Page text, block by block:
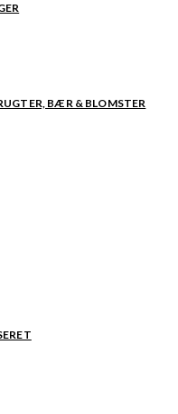
BÆR & BLOMSTER